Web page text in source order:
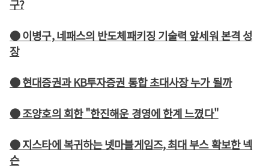
구?
● 이병구, 네패스의 반도체패키징 기술력 앞세워 본격 성
장
● 현대증권과 KB투자증권 통합 초대사장 누가 될까
● 조양호의 회한 "한진해운 경영에 한계 느꼈다"
● 지스타에 복귀하는 넷마블게임즈, 최대 부스 확보한 넥
슨